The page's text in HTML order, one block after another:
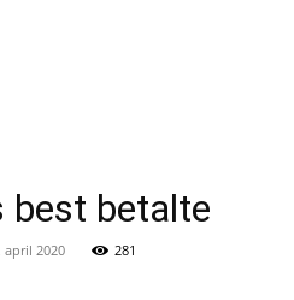
best betalte
april 2020 281